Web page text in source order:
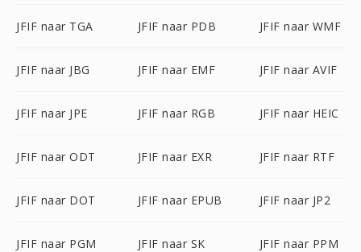
JFIF naar TGA JFIF naar PDB JFIF naar WMF
JFIF naar JBG JFIF naar EMF JFIF naar AVIF
JFIF naar JPE JFIF naar RGB JFIF naar HEIC
JFIF naar ODT JFIF naar EXR JFIF naar RTF
JFIF naar DOT JFIF naar EPUB JFIF naar JP2
JFIF naar PGM JFIF naar SK JFIF naar PPM